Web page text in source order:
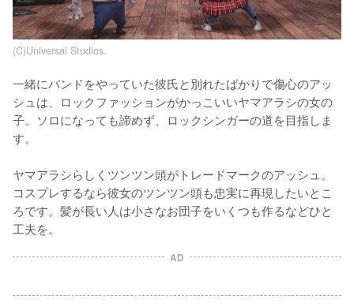
(C)Universal Studios.
一緒にバンドをやっていた彼氏と別れたばかりで傷心のアッ
シュは、ロックファッションがかっこいいヤマアラシの女の
子。ソロになっても諦めず、ロックシンガーの道を目指しま
す。
ヤマアラシらしくツンツン頭がトレードマークのアッシュ。
コスプレするなら彼女のツンツン頭も忠実に再現したいとこ
ろです。髪が長い人は小さなお団子をいくつも作るなどひと
工夫を。
AD